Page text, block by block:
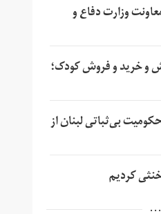
وزارت دفاع و
و خرید و فروش کودک؛
بی‌ثباتی لبنان از
کردیم